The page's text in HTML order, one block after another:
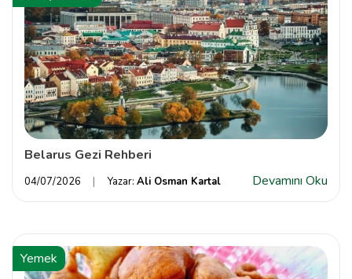
Belarus Gezi Rehberi
04/07/2026 Yazar: Ali Osman Kartal Devamını Oku
Yemek